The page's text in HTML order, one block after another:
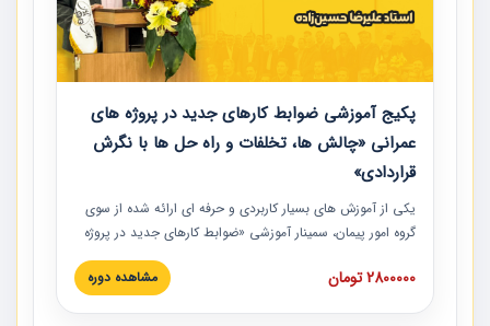
پکیج آموزشی ضوابط کارهای جدید در پروژه های
عمرانی «چالش ها، تخلفات و راه حل ها با نگرش
قراردادی»
یکی از آموزش‏‏‏‏‏‏ های بسیار کاربردی و حرفه‏ ای ارائه شده از سوی
گروه امور پیمان، سمینار آموزشی «ضوابط کارهای جدید در پروژه
های عمرانی» چالش ها، تخلفات و راه حل ها با نگرش قراردادی
است که در محل سندیکای شرکت های ساختمانی کشور ارائه شد.
2800000 تومان مشاهده دوره